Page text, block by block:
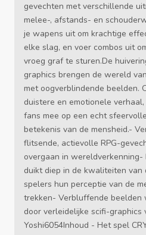
gevechten met verschillende
melee-, afstands- en
je wapens uit om krachtige
elke slag, en voer combos uit
vroeg graf te sturen.De
graphics brengen de wereld
met oogverblindende beelden.
duistere en emotionele verhaal,
fans mee op een echt
betekenis van de mensheid.-
flitsende, actievolle RPG-
overgaan in
duikt diep in de kwaliteiten van
spelers hun perceptie van de
trekken- Verbluffende beelden
door verleidelijke scifi-graphics
Yoshi6054Inhoud - Het spel